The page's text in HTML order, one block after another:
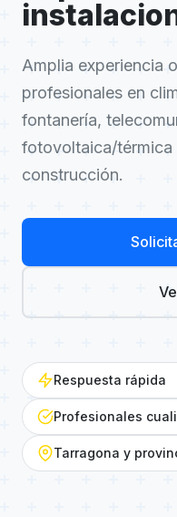
Amplia experiencia
profesionales en
fontanería,
fotovoltaica/
construcción.
Respuesta rápida
Profesionales
Tarragona y